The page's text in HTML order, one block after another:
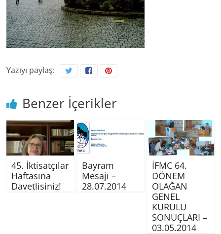
Yazıyı paylaş:
Benzer İçerikler
45. İktisatçılar
Haftasına
Davetlisiniz!
Bayram
Mesajı –
28.07.2014
İFMC 64.
DÖNEM
OLAĞAN
GENEL
KURULU
SONUÇLARI –
03.05.2014